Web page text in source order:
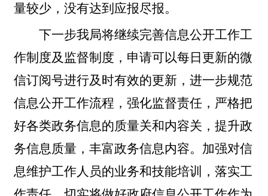
量较少，没有达到应报尽报。
下一步我局将继续完善信息公开工作工
作制度及监督制度，申请可以每日更新的微
信订阅号进行及时有效的更新，进一步规范
信息公开工作流程，强化监督责任，严格把
好各类政务信息的质量关和内容关，提升政
务信息质量，丰富政务信息内容。加强对信
息维护工作人员的业务和技能培训，落实工